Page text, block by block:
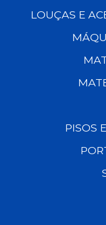
LOUÇAS E
PISOS